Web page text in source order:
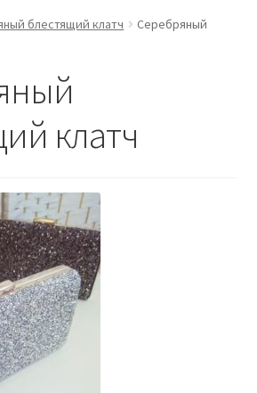
блестящий клатч
Серебряный
клатч